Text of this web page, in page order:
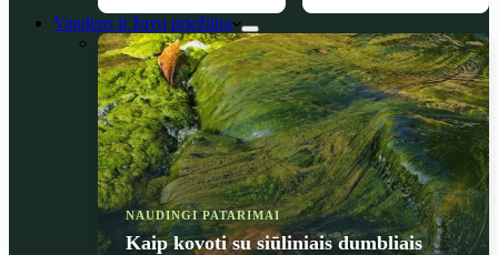
Vandens ir žuvų priežiūra
NAUDINGI PATARIMAI
Kaip kovoti su siūliniais dumbliais